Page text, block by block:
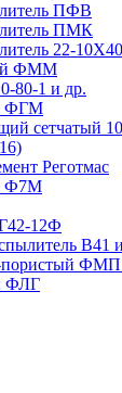
ПФВ
ПМК
22-
ФММ
80-1 и др.
ФГМ
сетчатый
Реготмас
Ф7М
12Ф
В41
пористый ФМП
ФЛГ